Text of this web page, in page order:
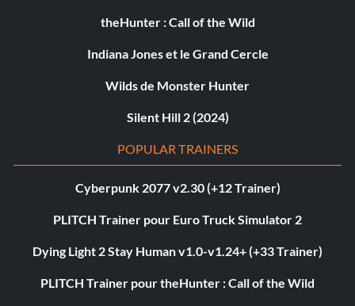
theHunter : Call of the Wild
Indiana Jones et le Grand Cercle
Wilds de Monster Hunter
Silent Hill 2 (2024)
POPULAR TRAINERS
Cyberpunk 2077 v2.30 (+12 Trainer)
PLITCH Trainer pour Euro Truck Simulator 2
Dying Light 2 Stay Human v1.0-v1.24+ (+33 Trainer)
PLITCH Trainer pour theHunter : Call of the Wild